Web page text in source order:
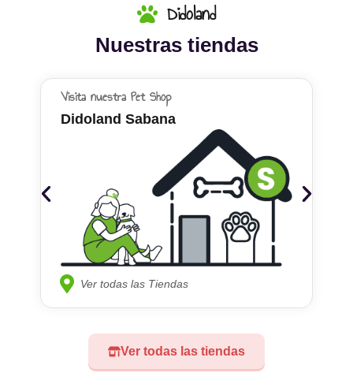
Didoland
Nuestras tiendas
Ver todas las tiendas
Visita nuestra Pet Shop
Didoland Sabana
Ver todas las Tiendas